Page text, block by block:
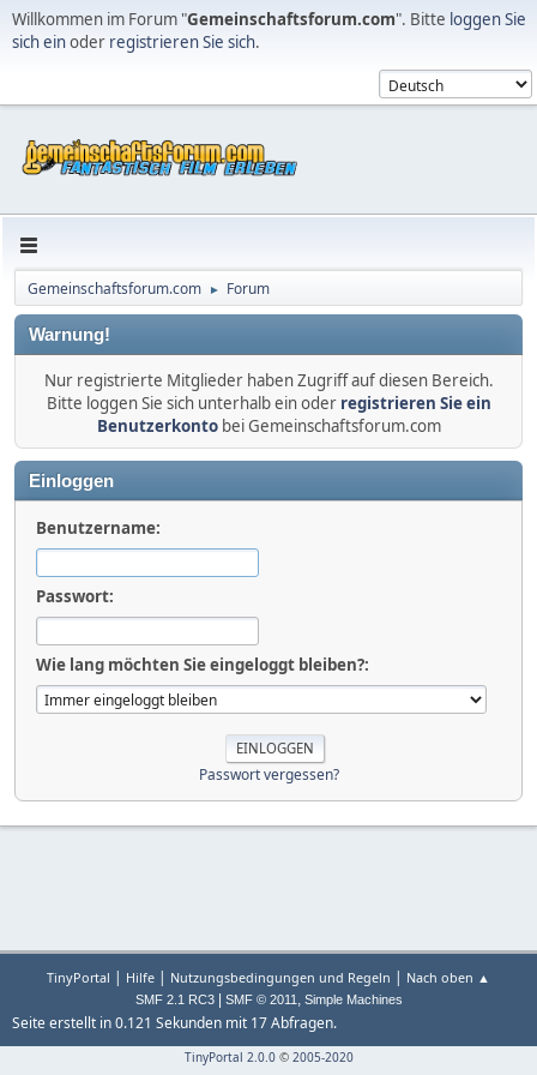
Willkommen im Forum "Gemeinschaftsforum.com". Bitte loggen Sie
sich einoder registrieren Sie sich.
Gemeinschaftsforum.com ► Forum
Warnung!
Nur registrierte Mitglieder haben Zugriff auf diesen Bereich.
Bitte loggen Sie sich unterhalb ein oder registrieren Sie ein
Benutzerkontobei Gemeinschaftsforum.com
Einloggen
Benutzername:
Passwort:
Wie lang möchten Sie eingeloggt bleiben?:
Passwort vergessen?
TinyPortal | Hilfe | Nutzungsbedingungen und Regeln | Nach oben ▲
SMF 2.1 RC3| SMF © 2011, Simple Machines
Seite erstellt in 0.121 Sekunden mit 17 Abfragen.
TinyPortal 2.0.0© 2005-2020